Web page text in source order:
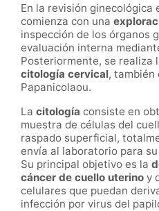
En la revisión ginecológica
comienza con una
inspección de los órganos
evaluación interna
Posteriormente, se realiza
citología cervical, también
Papanicolaou.
La citología consiste en
muestra de células del
raspado superficial,
envía al laboratorio para
Su principal objetivo es la
cáncer de cuello uterino y
celulares que puedan
infección por virus del